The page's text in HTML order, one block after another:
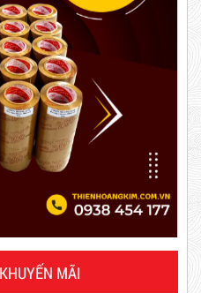
Đục 60mm 200Y 2kg
MÃI
rút màng co